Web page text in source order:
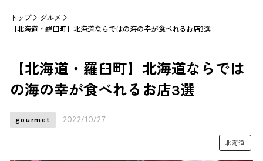
トップ
グルメ
【北海道・羅臼町】北海道ならではの海の幸が食べれるお店3選
【北海道・羅臼町】北海道ならでは
の海の幸が食べれるお店3選
gourmet 2022/10/27
北海道